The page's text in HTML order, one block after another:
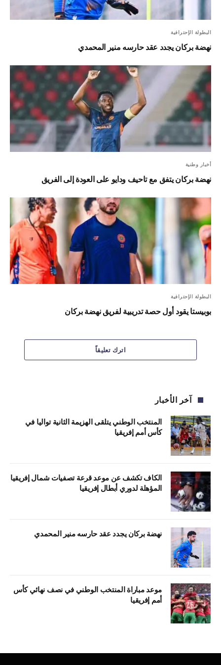
البطولة الإحترافية
نهضة بركان يجدد عقد حارسه منير المحمدي
أخبار وطنية
نهضة بركان يتفق مع تاحيف ودايو على العودة إلى الفريق
البطولة الإحترافية
بوبيستا يقود أول حصة تدريبية لفريق نهضة بركان
اترك تعليقاً
آخر الأخبار
المنتخب الوطني يتلقى الهزيمة الثانية تواليا في
كأس أمم إفريقيا
الكاف تكشف عن موعد قرعة تصفيات شمال إفريقيا
المؤهلة لدوري أبطال إفريقيا
نهضة بركان يجدد عقد حارسه منير المحمدي
موعد مباراة المنتخب الوطني في نصف نهائي كأس
أمم إفريقيا